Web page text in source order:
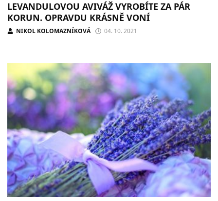
LEVANDULOVOU AVIVÁŽ VYROBÍTE ZA PÁR
KORUN. OPRAVDU KRÁSNĚ VONÍ
NIKOL KOLOMAZNÍKOVÁ 04. 10. 2021